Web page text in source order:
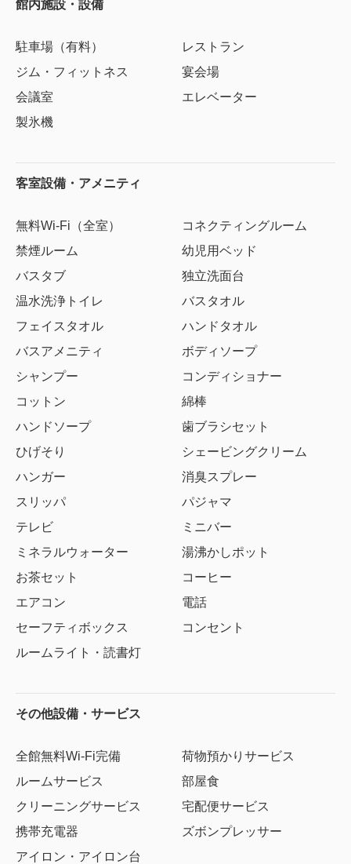
館内施設・設備
駐車場（有料）
レストラン
ジム・フィットネス
宴会場
会議室
エレベーター
製氷機
客室設備・アメニティ
無料Wi-Fi（全室）
コネクティングルーム
禁煙ルーム
幼児用ベッド
バスタブ
独立洗面台
温水洗浄トイレ
バスタオル
フェイスタオル
ハンドタオル
バスアメニティ
ボディソープ
シャンプー
コンディショナー
コットン
綿棒
ハンドソープ
歯ブラシセット
ひげそり
シェービングクリーム
ハンガー
消臭スプレー
スリッパ
パジャマ
テレビ
ミニバー
ミネラルウォーター
湯沸かしポット
お茶セット
コーヒー
エアコン
電話
セーフティボックス
コンセント
ルームライト・読書灯
その他設備・サービス
全館無料Wi-Fi完備
荷物預かりサービス
ルームサービス
部屋食
クリーニングサービス
宅配便サービス
携帯充電器
ズボンプレッサー
アイロン・アイロン台